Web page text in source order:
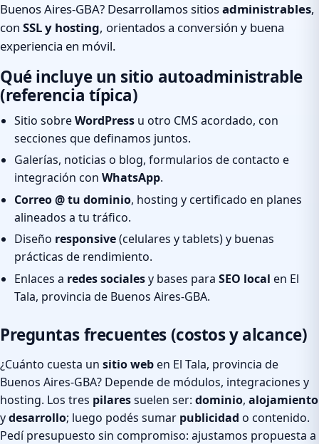
Buenos Aires-GBA? Desarrollamos sitiosadministrables,
con SSL y hosting, orientados a conversión y buena
experiencia en móvil.
Qué incluye un sitio autoadministrable
(referencia típica)
Sitio sobreWordPress u otro CMS acordado, con
secciones que definamos juntos.
Galerías, noticias o blog, formularios de contacto e
integración con WhatsApp.
Correo @ tu dominio, hosting y certificado en planes
alineados a tu tráfico.
Diseño responsive(celulares y tablets) y buenas
prácticas de rendimiento.
Enlaces a redes socialesy bases para SEO local en El
Tala, provincia de Buenos Aires-GBA.
Preguntas frecuentes (costos y alcance)
¿Cuánto cuesta un sitio weben El Tala, provincia de
Buenos Aires-GBA? Depende de módulos, integraciones y
hosting. Los tres pilaressuelen ser: dominio, alojamiento
ydesarrollo; luego podés sumar publicidad o contenido.
Pedí presupuesto sin compromiso: ajustamos propuesta a